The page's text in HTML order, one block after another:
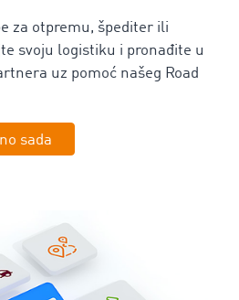
za otpremu, špediter ili
svoju logistiku i pronađite u
uz pomoć našeg Road
sada